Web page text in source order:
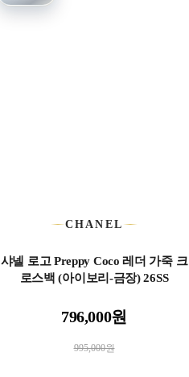
CHANEL
샤넬 로고 Preppy Coco 레더 가죽 크
로스백 (아이보리-금장) 26SS
796,000원
995,000원